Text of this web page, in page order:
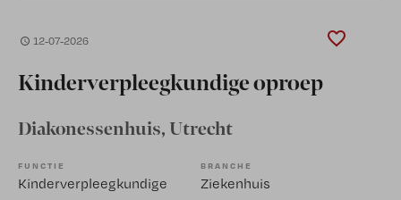
12-07-2026
Kinderverpleegkundige oproep
Diakonessenhuis, Utrecht
FUNCTIE
Kinderverpleegkundige
BRANCHE
Ziekenhuis